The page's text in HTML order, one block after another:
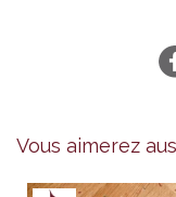
Vous aimerez